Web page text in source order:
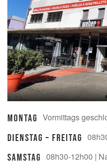
Montag Vormittags
Dienstag – Freitag
Samstag 08h30-12h00 |